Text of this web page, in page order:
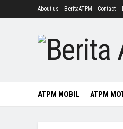
About us BeritaATPM Contact
ATPM MOBIL ATPM